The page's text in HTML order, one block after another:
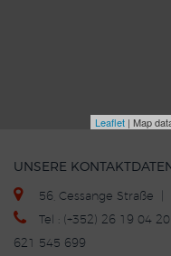
Leaflet | Map
UNSERE
56, Cessange Straße
Tel : (+352) 26 19 04
621 545 699